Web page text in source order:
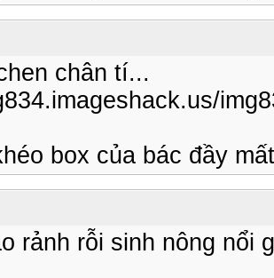
chân tí...
box của bác đầy
rảnh rỗi sinh nông nổi